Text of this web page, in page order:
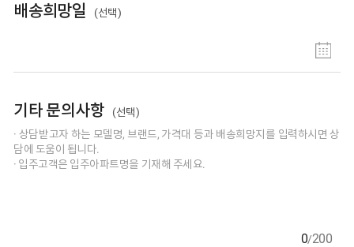
배송희망일 (선택)
기타 문의사항 (선택)
상담받고자 하는 모델명, 브랜드, 가격대 등과 배송희망지를 입력
0/200